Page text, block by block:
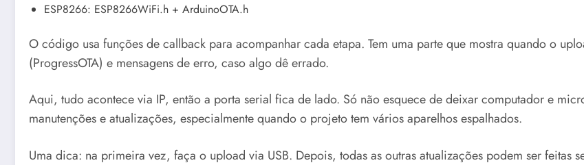
ESP8266: ESP8266WiFi.h + ArduinoOTA.h
O código usa funções de callback para acompanhar cada etapa. Tem uma parte que mostra quando o
(ProgressOTA) e mensagens de erro, caso algo dê errado.
Aqui, tudo acontece via IP, então a porta serial fica de lado. Só não esquece de deixar computador e
manutenções e atualizações, especialmente quando o projeto tem vários aparelhos espalhados.
Uma dica: na primeira vez, faça o upload via USB. Depois, todas as outras atualizações podem ser feitas